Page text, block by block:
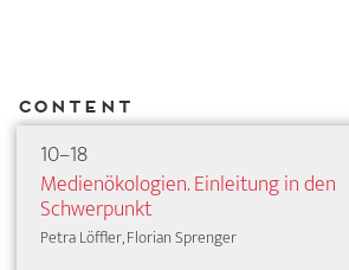
Content
10–18
Medienökologien. Einleitung in den
Schwerpunkt
Petra Löffler, Florian Sprenger